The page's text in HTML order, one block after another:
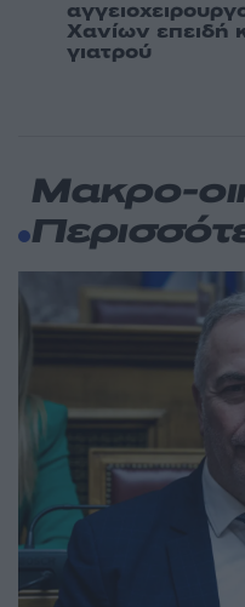
Χανίων επειδή
γιατρού
Μακρο-